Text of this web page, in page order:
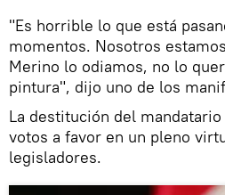
"Es horrible lo que está
momentos. Nosotros
Merino lo odiamos, no lo
pintura", dijo uno de los
La destitución del
votos a favor en un pleno
legisladores.